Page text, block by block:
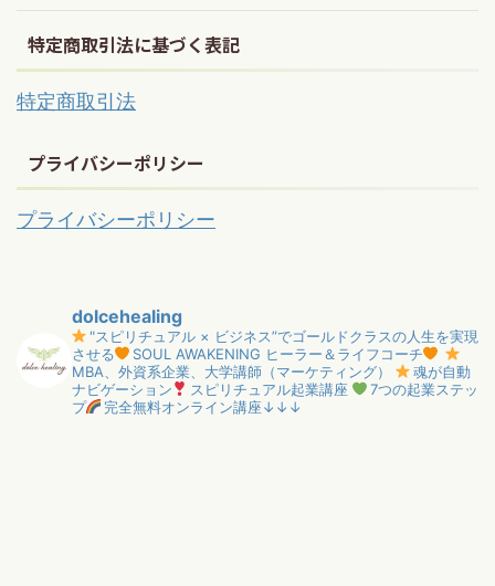
特定商取引法に基づく表記
特定商取引法
プライバシーポリシー
プライバシーポリシー
dolcehealing
"スピリチュアル × ビジネス”でゴールドクラスの人生を実現
させる
SOUL AWAKENING ヒーラー＆ライフコーチ
MBA、外資系企業、大学講師（マーケティング）
魂が自動
ナビゲーション
スピリチュアル起業講座
7つの起業ステッ
プ
完全無料オンライン講座↓↓↓